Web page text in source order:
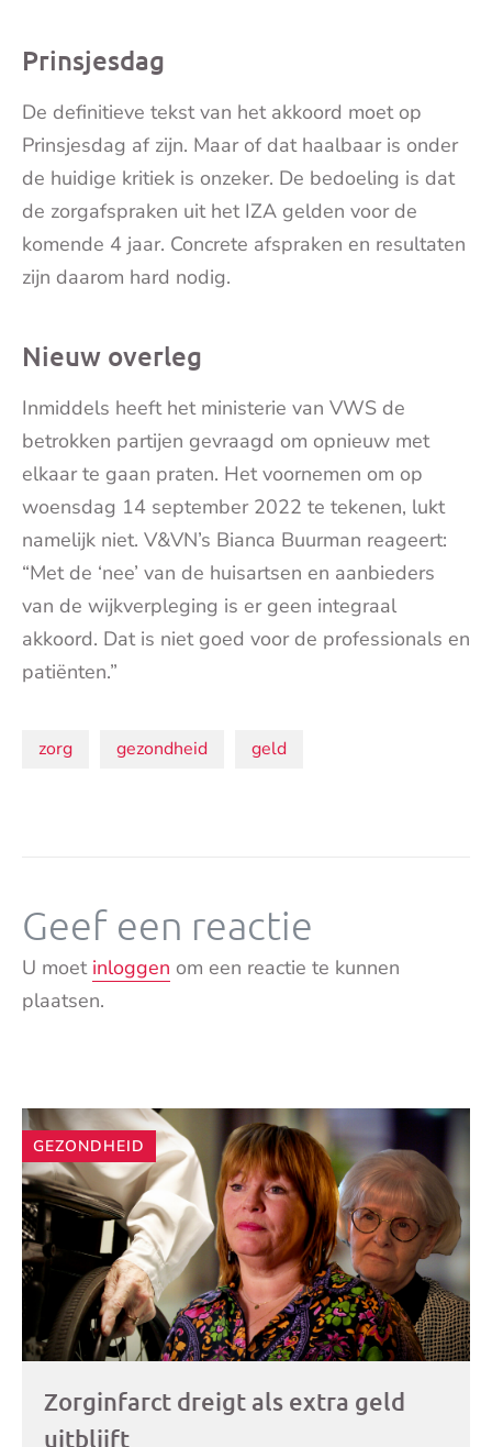
Prinsjesdag
De definitieve tekst van het akkoord moet op
Prinsjesdag af zijn. Maar of dat haalbaar is onder
de huidige kritiek is onzeker. De bedoeling is dat
de zorgafspraken uit het IZA gelden voor de
komende 4 jaar. Concrete afspraken en resultaten
zijn daarom hard nodig.
Nieuw overleg
Inmiddels heeft het ministerie van VWS de
betrokken partijen gevraagd om opnieuw met
elkaar te gaan praten. Het voornemen om op
woensdag 14 september 2022 te tekenen, lukt
namelijk niet. V&VN’s Bianca Buurman reageert:
“Met de ‘nee’ van de huisartsen en aanbieders
van de wijkverpleging is er geen integraal
akkoord. Dat is niet goed voor de professionals en
patiënten.”
Onderwerpen:
zorg gezondheid geld
Geef een reactie
U moet inloggen om een reactie te kunnen
plaatsen.
Andere
artikelen
GEZONDHEID
Zorginfarct dreigt als extra geld
uitblijft